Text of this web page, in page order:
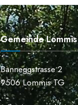
Gemeinde Lommis
Banneggstrasse 2
9506 Lommis TG